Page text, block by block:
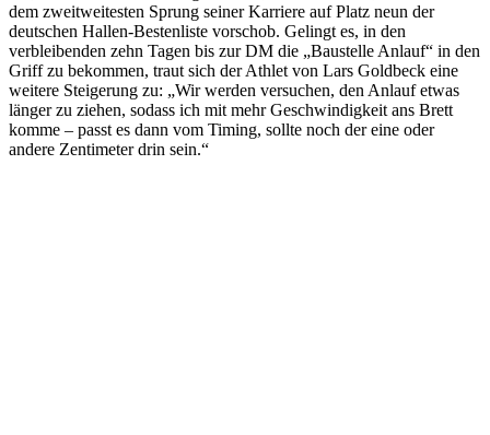
dem zweitweitesten Sprung seiner Karriere auf Platz neun der
deutschen Hallen-Bestenliste vorschob. Gelingt es, in den
verbleibenden zehn Tagen bis zur DM die „Baustelle Anlauf“ in den
Griff zu bekommen, traut sich der Athlet von Lars Goldbeck eine
weitere Steigerung zu: „Wir werden versuchen, den Anlauf etwas
länger zu ziehen, sodass ich mit mehr Geschwindigkeit ans Brett
komme – passt es dann vom Timing, sollte noch der eine oder
andere Zentimeter drin sein.“